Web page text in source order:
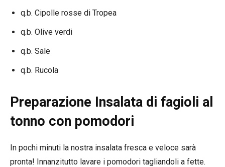
q.b. Cipolle rosse di Tropea
q.b. Olive verdi
q.b. Sale
q.b. Rucola
Preparazione Insalata di fagioli al
tonno con pomodori
In pochi minuti la nostra insalata fresca e veloce sarà
pronta! Innanzitutto lavare i pomodori tagliandoli a fette.